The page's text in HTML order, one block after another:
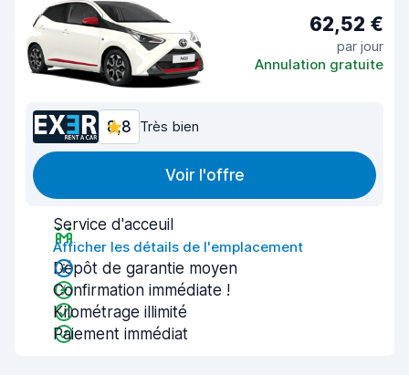
62,52 €
par jour
Annulation gratuite
8,8 Très bien
Voir l'offre
Service d'acceuil
Afficher les détails de l'emplacement
Dépôt de garantie moyen
Confirmation immédiate !
Kilométrage illimité
Paiement immédiat